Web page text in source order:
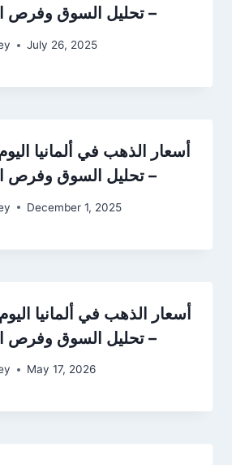
– تحليل السوق وفرص
July 26, 2025
– تحليل السوق وفرص
December 1, 2025
– تحليل السوق وفرص
May 17, 2026